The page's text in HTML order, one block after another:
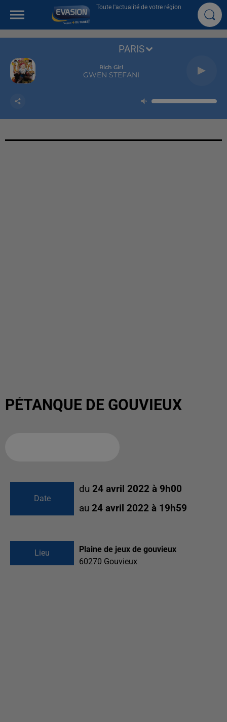
Toute l'actualité de votre région
Rich Girl
GWEN STEFANI
PARIS
PÉTANQUE DE GOUVIEUX
Date
du 24 avril 2022 à 9h00
au 24 avril 2022 à 19h59
Lieu
Plaine de jeux de gouvieux
60270 Gouvieux